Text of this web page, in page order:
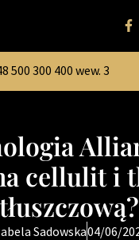
500 300 400 wew. 3
cellulit i
tłuszczową?
Sadowska04/06/